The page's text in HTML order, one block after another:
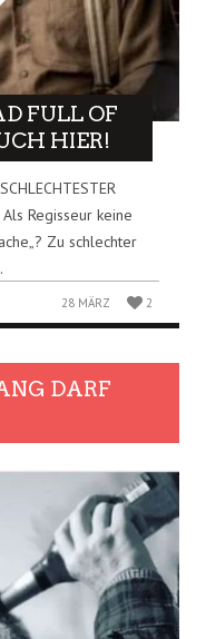
FULL OF
HIER!
Regisseur keine
Zu schlechter
28 MÄRZ 2
DARF